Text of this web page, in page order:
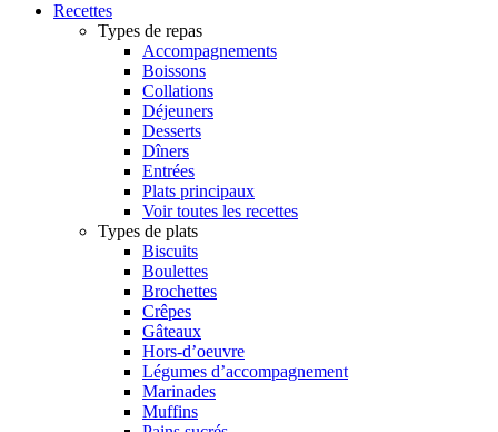
Recettes
Types de repas
Accompagnements
Boissons
Collations
Déjeuners
Desserts
Dîners
Entrées
Plats principaux
Voir toutes les recettes
Types de plats
Biscuits
Boulettes
Brochettes
Crêpes
Gâteaux
Hors-d’oeuvre
Légumes d’accompagnement
Marinades
Muffins